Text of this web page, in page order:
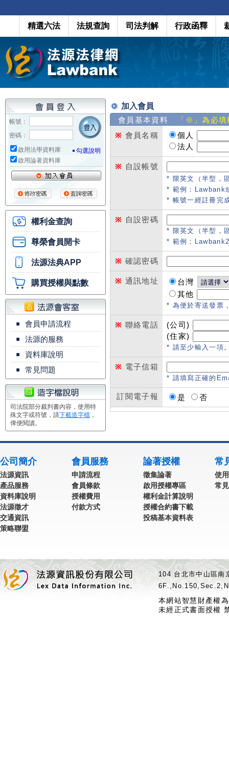
精選六法 法規查詢 司法判解 行政函釋
帳號：
密碼：
勾選說明
啟用法學資料庫
啟用論著資料庫
權利金查詢
尊榮會員開卡
法源法典APP
購買授權與點數
▪ 會員申請流程
▪ 法源的服務
▪ 資料庫說明
▪ 常見問題
司法院部分裁判書內容，使用特
殊文字或符號，請下載造字檔 ，
俾便閱讀。
加入會員
會員基本資料 「※」為必
※ 會員名稱
個人
法人
※ 自設帳號
* 限英文（半型，
* 範例：Lawbank
* 帳號一經註冊完
※ 自設密碼
* 限英文（半型，
* 範例：
※ 確認密碼
※ 通訊地址
台灣
其他
* 為便於寄送發票
※ 聯絡電話
(公司)
(住家)
* 請至少輸入一項
※ 電子信箱
* 請填寫正確的
訂閱電子報 是 否
公司簡介
法源資訊
產品服務
資料庫說明
法源徵才
交通資訊
策略聯盟
會員服務
申請流程
會員條款
授權費用
付款方式
論著授權
徵集論著
啟用授權專區
權利金計算說明
授權合約書下載
投稿基本資料表
常
使
常
104 台北市中山區
本網站智慧財產權
未經正式書面授權